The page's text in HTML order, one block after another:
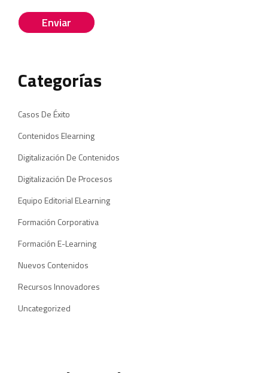
Categorías
Casos De Éxito
Contenidos Elearning
Digitalización De Contenidos
Digitalización De Procesos
Equipo Editorial ELearning
Formación Corporativa
Formación E-Learning
Nuevos Contenidos
Recursos Innovadores
Uncategorized